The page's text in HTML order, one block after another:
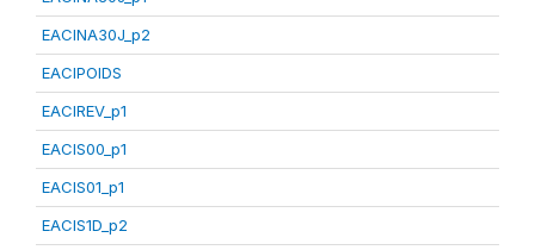
EACINA30J_p2
EACIPOIDS
EACIREV_p1
EACIS00_p1
EACIS01_p1
EACIS1D_p2